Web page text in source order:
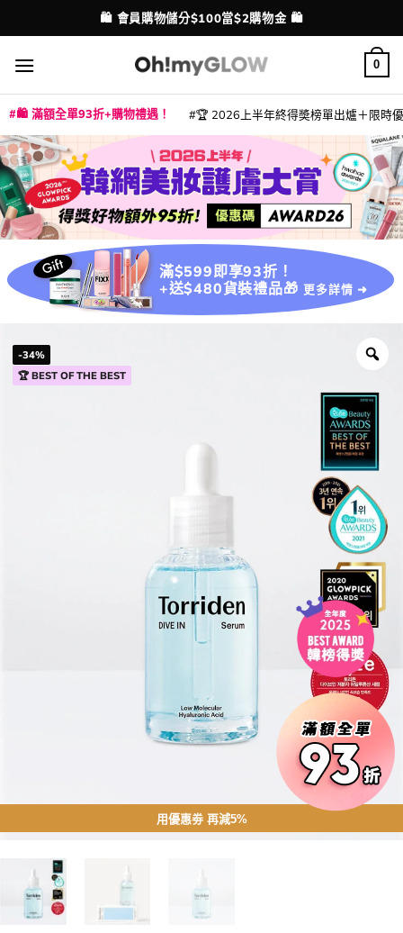
to
content
配送港澳
💳 支援消費券、FPS、八達通、PAYME、信用卡付款
0
🛍️ 滿額全單93折+購物禮遇！ 🏆 2026上半年終得奬榜單出爐＋限時
滿$599即享93折！
+送$480貨裝禮品🎁 更多詳情 ➜
-34%
🏆 BEST OF THE BEST
用優惠劵 再減5%